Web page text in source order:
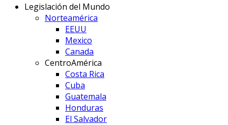
Legislación del Mundo
Norteamérica
EEUU
Mexico
Canada
CentroAmérica
Costa Rica
Cuba
Guatemala
Honduras
El Salvador